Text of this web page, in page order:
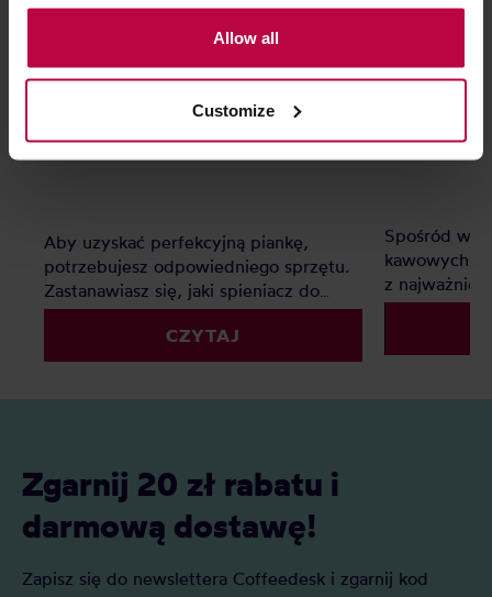
the controller’s (namely, ALL GOOD S.A., ul.
Mazowiecka 24I/U9, 78-100 Kołobrzeg) or third parties’
legitimate interests which are to ensure a high quality of
activities of the controller and authorized entities. More
information about cookies and the personal data
Allow all
Customize
Spieniacz do mleka – ranking
Aby uzyskać perfekcyjną piankę,
potrzebujesz odpowiedniego sprzętu.
Zastanawiasz się, jaki spieniacz do
mleka kupić? Elektryczny, ręczny, a
może indukcyjny? Oto nasz
szczegółowy ranking, który pomoże Ci
CZYTAJ
Jaką wagę
Spośród
kawowych -
z
dzięki
kawy
Zgarnij 20 zł rabatu i
darmową dostawę!
Zapisz się do newslettera Coffeedesk i zgarnij kod